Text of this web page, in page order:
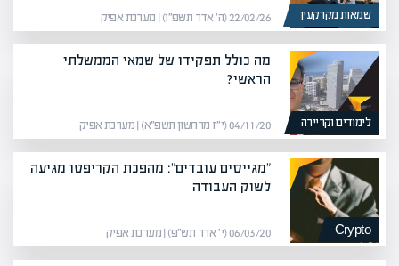
שמאות מקרקעין 22/02/26 (ה׳ אדר תשפ״ו) | מערכת אפיק
לימודים וקריירה
מה כולל תפקידו של שמאי הממשלתי
הראשי?
04/11/20 (י״ז מרחשון תשפ״א) | מערכת אפיק
Crypto
"מגייסים עובדים": מהפכת הקריפטו מגיעה
לשוק העבודה
06/03/20 (י׳ אדר תש״פ) | מערכת אפיק